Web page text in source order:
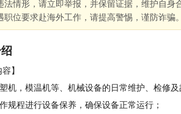
法情形，请立即举报，并保留证据，维护自身
职位要求赴海外工作，请提高警惕，谨防诈骗。
】
机，模温机等、机械设备的日常维护、检修及
规程进行设备保养，确保设备正常运行；